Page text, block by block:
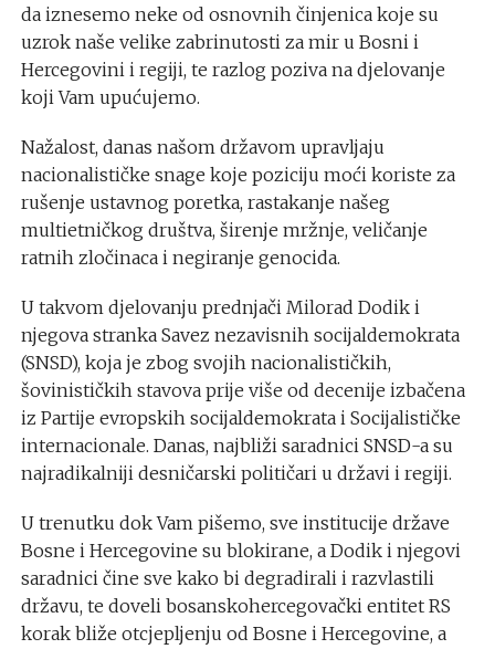
da iznesemo neke od osnovnih činjenica koje su
uzrok naše velike zabrinutosti za mir u Bosni i
Hercegovini i regiji, te razlog poziva na djelovanje
koji Vam upućujemo.
Nažalost, danas našom državom upravljaju
nacionalističke snage koje poziciju moći koriste za
rušenje ustavnog poretka, rastakanje našeg
multietničkog društva, širenje mržnje, veličanje
ratnih zločinaca i negiranje genocida.
U takvom djelovanju prednjači Milorad Dodik i
njegova stranka Savez nezavisnih socijaldemokrata
(SNSD), koja je zbog svojih nacionalističkih,
šovinističkih stavova prije više od decenije izbačena
iz Partije evropskih socijaldemokrata i Socijalističke
internacionale. Danas, najbliži saradnici SNSD-a su
najradikalniji desničarski političari u državi i regiji.
U trenutku dok Vam pišemo, sve institucije države
Bosne i Hercegovine su blokirane, a Dodik i njegovi
saradnici čine sve kako bi degradirali i razvlastili
državu, te doveli bosanskohercegovački entitet RS
korak bliže otcjepljenju od Bosne i Hercegovine, a